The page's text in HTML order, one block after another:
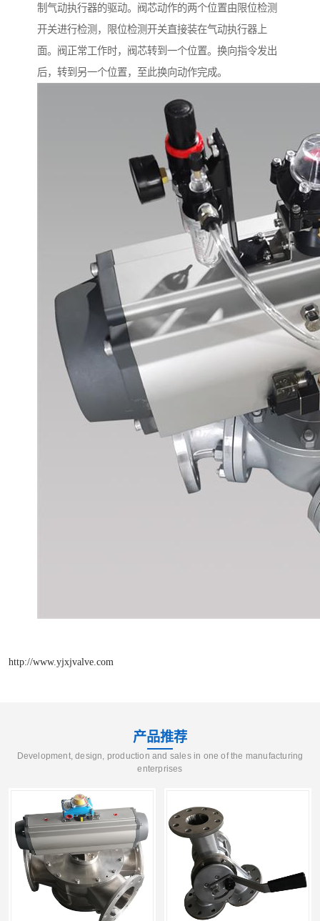
制气动执行器的驱动。阀芯动作的两个位置由限位检测
开关进行检测，限位检测开关直接装在气动执行器上
面。阀正常工作时，阀芯转到一个位置。换向指令发出
后，转到另一个位置，至此换向动作完成。
http://www.yjxjvalve.com
产品推荐
Development, design, production and sales in one of the manufacturing
enterprises